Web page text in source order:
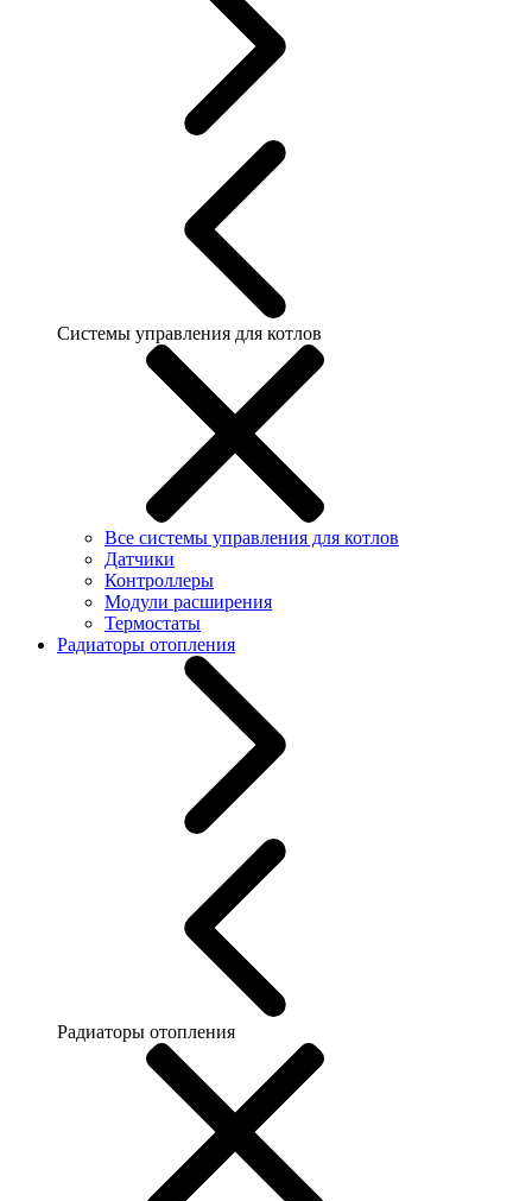
Системы управления для котлов
Все системы управления для котлов
Датчики
Контроллеры
Модули расширения
Термостаты
Радиаторы отопления
Радиаторы отопления